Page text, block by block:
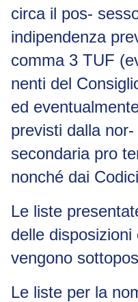
circa il pos-
indipendenza
comma 3 TUF
nenti del
ed
previsti dalla
secondaria pro
nonché dai
Le liste
delle
vengono
Le liste per la